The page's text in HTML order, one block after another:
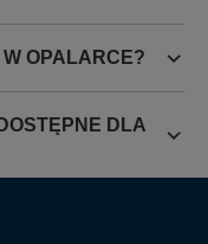
OPALARCE?
DLA